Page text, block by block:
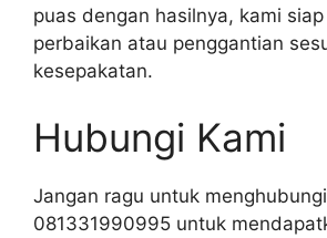
puas dengan hasilnya, kami
perbaikan atau penggantian
kesepakatan.
Hubungi Kami
Jangan ragu untuk
081331990995 untuk